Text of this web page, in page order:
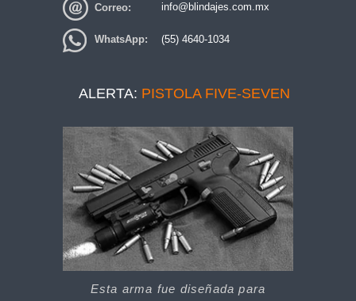
Correo: info@blindajes.com.mx
WhatsApp: (55) 4640-1034
ALERTA: PISTOLA FIVE-SEVEN
Esta arma fue diseñada para